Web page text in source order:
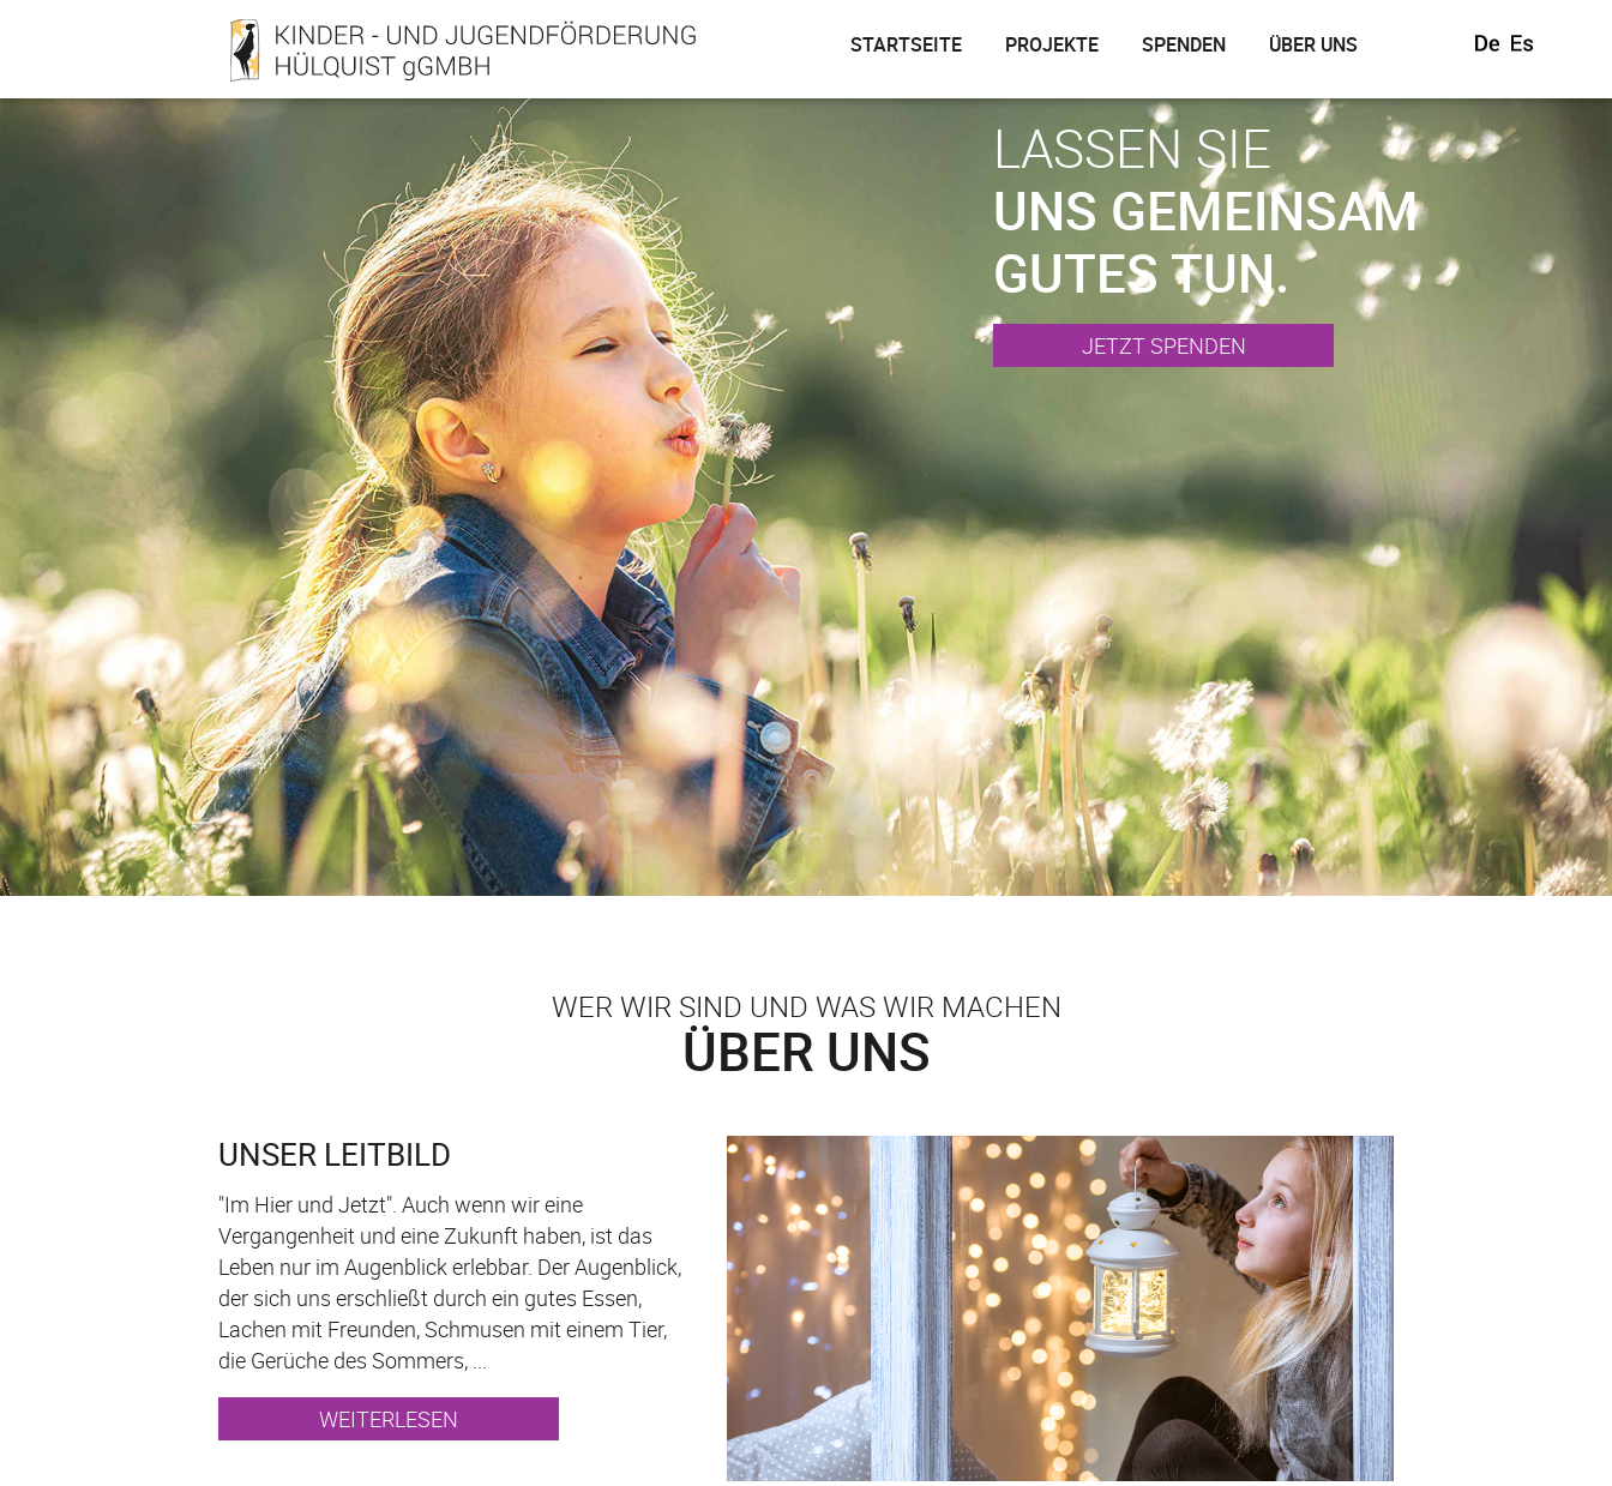
STARTSEITE PROJEKTE SPENDEN ÜBER UNS
LASSEN SIE
UNS GEMEINSAM
GUTES TUN.
JETZT SPENDEN
WER WIR SIND UND WAS WIR MACHEN
ÜBER UNS
UNSER LEITBILD
"Im Hier und Jetzt". Auch wenn wir eine
Vergangenheit und eine Zukunft haben, ist das
Leben nur im Augenblick erlebbar. Der Augenblick,
der sich uns erschließt durch ein gutes Essen,
Lachen mit Freunden, Schmusen mit einem Tier,
die Gerüche des Sommers, ...
WEITERLESEN